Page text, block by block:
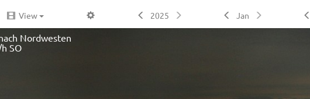
View 2025 Jan
Nordwesten
SO